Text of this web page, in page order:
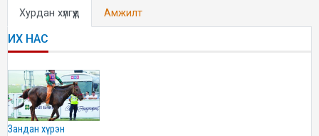
Хурдан хүлгүүд Амжилт
ИХ НАС
зандан хүрэн